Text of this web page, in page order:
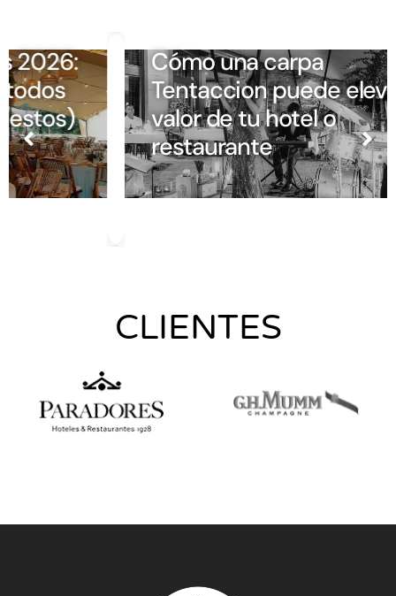
Cómo una carpa
Tentaccion puede elevar el
valor de tu hotel o
restaurante
CLIENTES